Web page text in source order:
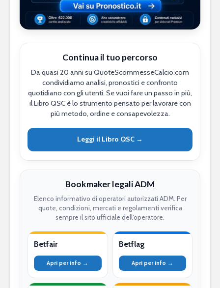
Continua il tuo percorso
Da quasi 20 anni su QuoteScommesseCalcio.com
condividiamo analisi, pronostici e confronto
quotidiano con gli utenti. Se vuoi fare un passo in più,
il Libro QSC è lo strumento pensato per lavorare con
più metodo, ordine e consapevolezza.
Leggi il Libro QSC →
Bookmaker legali ADM
Elenco informativo di operatori autorizzati ADM. Per
quote, condizioni, mercati e regolamenti verifica
sempre il sito ufficiale dell’operatore.
Betfair
Apri per info →
Betflag
Apri per info →